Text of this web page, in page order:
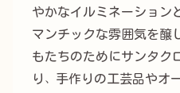
やかなイルミネーション
マンチックな雰囲気を醸
もたちのためにサンタク
り、手作りの工芸品やオ